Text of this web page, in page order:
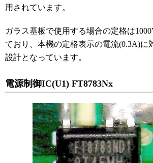
用されています。
ガラス基板で使用する場合の定格は
ており、本機の定格表示の電流(0.3A)に
設計となっています。
電源制御IC(U1) FT8783Nx